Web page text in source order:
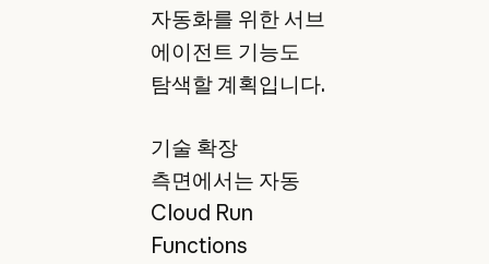
자동화를 위한 서브
에이전트 기능도
탐색할 계획입니다.
기술 확장
측면에서는 자동
Cloud Run
Functions